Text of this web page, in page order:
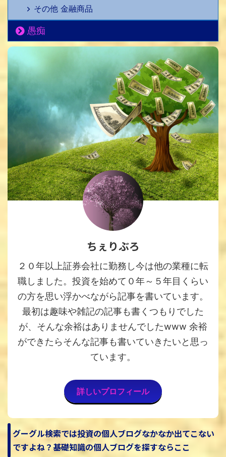
その他 金融商品
愚痴
ちぇりぶろ
２０年以上証券会社に勤務し今は他の業種に転
職しました。投資を始めて０年～５年目くらい
の方を思い浮かべながら記事を書いています。
最初は趣味や雑記の記事も書くつもりでした
が、そんな余裕はありませんでしたwww 余裕
ができたらそんな記事も書いていきたいと思っ
ています。
詳しいプロフィール
グーグル検索では投資の個人ブログなかなか出てこない
ですよね？基礎知識の個人ブログを探すならここ